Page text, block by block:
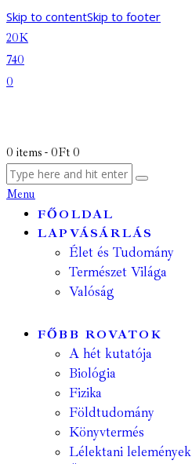
Skip to contentSkip to footer
20K
740
0
0 items - 0Ft 0
Menu
FŐOLDAL
LAPVÁSÁRLÁS
Élet és Tudomány
Természet Világa
Valóság
FŐBB ROVATOK
A hét kutatója
Biológia
Fizika
Földtudomány
Könyvtermés
Lélektani lelemények